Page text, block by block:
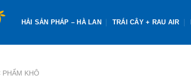
HẢI SẢN PHÁP – HÀ LAN TRÁI CÂY + RAU AIR
KHÔ